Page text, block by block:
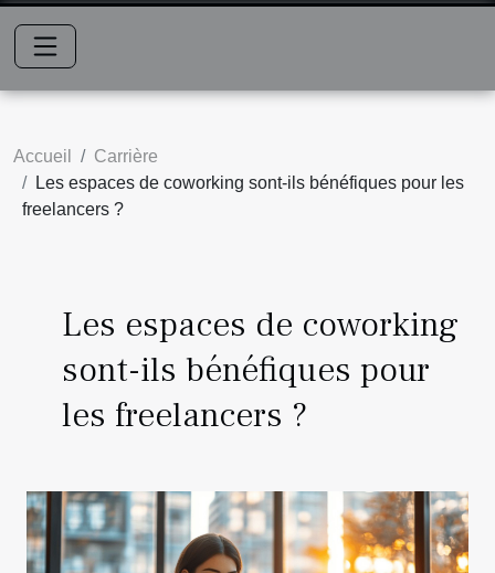
Accueil
Carrière
Les espaces de coworking sont-ils bénéfiques pour les
freelancers ?
Les espaces de coworking
sont-ils bénéfiques pour
les freelancers ?